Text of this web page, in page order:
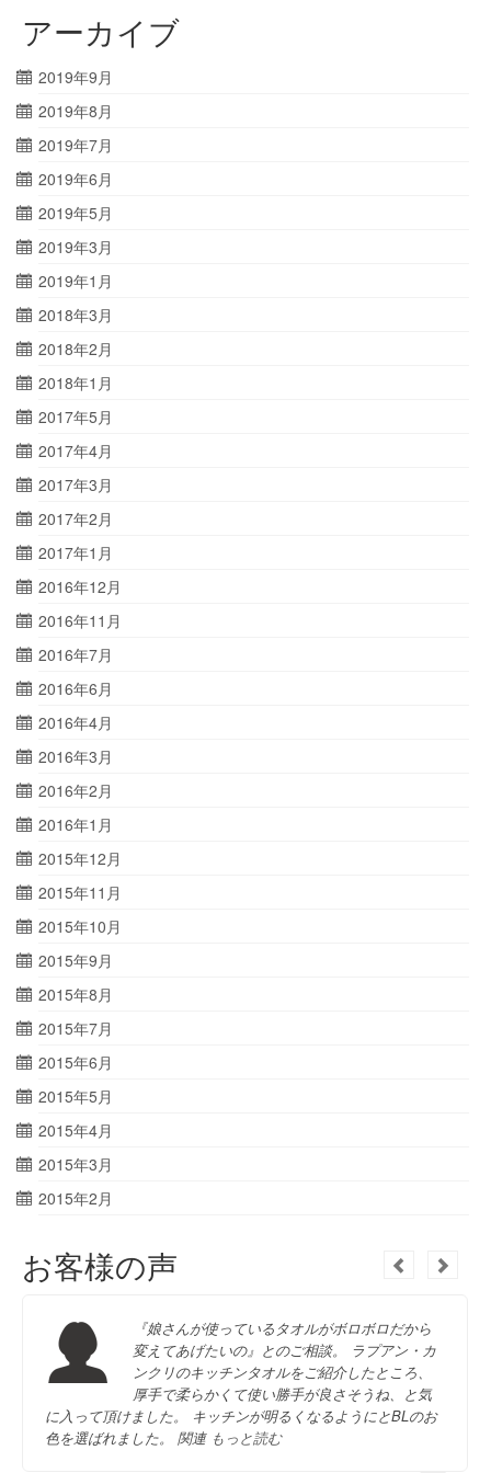
アーカイブ
2019年9月
2019年8月
2019年7月
2019年6月
2019年5月
2019年3月
2019年1月
2018年3月
2018年2月
2018年1月
2017年5月
2017年4月
2017年3月
2017年2月
2017年1月
2016年12月
2016年11月
2016年7月
2016年6月
2016年4月
2016年3月
2016年2月
2016年1月
2015年12月
2015年11月
2015年10月
2015年9月
2015年8月
2015年7月
2015年6月
2015年5月
2015年4月
2015年3月
2015年2月
お客様の声
『娘さんが使っているタオルがボロボロだから
変えてあげたいの』とのご相談。 ラプアン・カ
ンクリのキッチンタオルをご紹介したところ、
厚手で柔らかくて使い勝手が良さそうね、と気
に入って頂けました。 キッチンが明るくなるようにとBLのお
色を選ばれました。 関連 もっと読む